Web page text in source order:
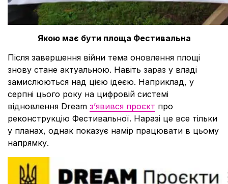
Якою має бути площа Фестивальна
Після завершення війни тема оновлення площі
знову стане актуальною. Навіть зараз у владі
замислюються над цією ідеєю. Наприклад, у
серпні цього року на цифровій системі
відновлення Dream з’явився проєкт про
реконструкцію Фестивальної. Наразі це все тільки
у планах, однак показує намір працювати в цьому
напрямку.